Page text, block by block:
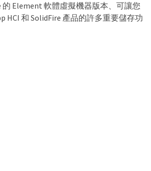
的 Element 軟體虛擬機器版本、可讓您
HCI 和 SolidFire 產品的許多重要儲存功